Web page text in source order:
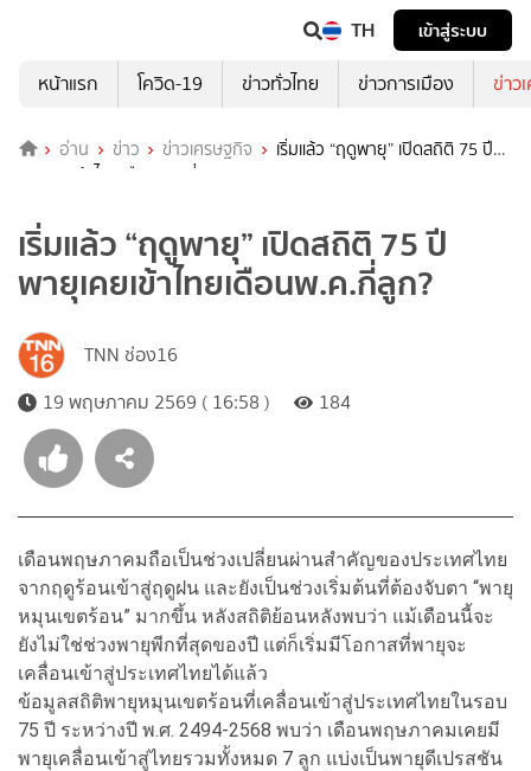
TH
เข้าสู่ระบบ
หน้าแรก
โควิด-19 ข่าวทั่วไทย ข่าวการเมือง ข่าว
อ่าน ข่าว ข่าวเศรษฐกิจ
เริ่มแล้ว “ฤดูพายุ” เปิดสถิติ 75 ปี
พายุเคยเข้าไทยเดือนพ.ค.กี่ลูก?
เริ่มแล้ว “ฤดูพายุ” เปิดสถิติ 75 ปี
พายุเคยเข้าไทยเดือนพ.ค.กี่ลูก?
TNN ช่อง16
19 พฤษภาคม 2569 ( 16:58 )
184
เดือนพฤษภาคมถือเป็นช่วงเปลี่ยนผ่านสำคัญของประเทศไทย
จากฤดูร้อนเข้าสู่ฤดูฝน และยังเป็นช่วงเริ่มต้นที่ต้องจับตา “พายุ
หมุนเขตร้อน” มากขึ้น หลังสถิติย้อนหลังพบว่า แม้เดือนนี้จะ
ยังไม่ใช่ช่วงพายุพีกที่สุดของปี แต่ก็เริ่มมีโอกาสที่พายุจะ
เคลื่อนเข้าสู่ประเทศไทยได้แล้ว
ข้อมูลสถิติพายุหมุนเขตร้อนที่เคลื่อนเข้าสู่ประเทศไทยในรอบ
75 ปี ระหว่างปี พ.ศ. 2494-2568 พบว่า เดือนพฤษภาคมเคยมี
พายุเคลื่อนเข้าสู่ไทยรวมทั้งหมด 7 ลูก แบ่งเป็นพายุดีเปรสชัน